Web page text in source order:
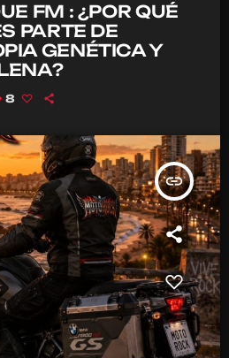
FM : ¿POR QUÉ
PARTE DE
GENÉTICA Y
8
insert_link